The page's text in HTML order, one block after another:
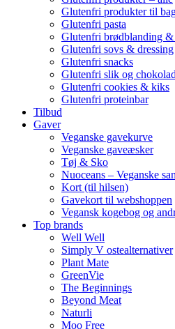
Glutenfri produkter til
Glutenfri pasta
Glutenfri brødblanding
Glutenfri sovs & dressing
Glutenfri snacks
Glutenfri slik og
Glutenfri cookies & kiks
Glutenfri proteinbar
Tilbud
Gaver
Veganske gavekurve
Veganske gaveæsker
Tøj & Sko
Nuoceans – Veganske
Kort (til hilsen)
Gavekort til webshoppen
Vegansk kogebog og
Top brands
Well Well
Simply V ostealternativer
Plant Mate
GreenVie
The Beginnings
Beyond Meat
Naturli
Moo Free